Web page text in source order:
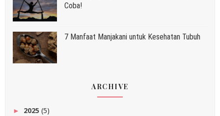
Coba!
7 Manfaat Manjakani untuk Kesehatan Tubuh
ARCHIVE
► 2025 (5)